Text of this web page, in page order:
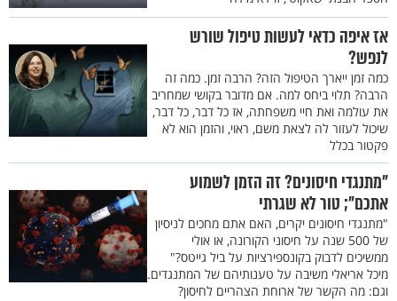
אז איפה כדאי לעשות טיפול שורש
לנפש?
כמה זמן ייארך הטיפול הזה? הרבה זמן. כמה זה
הרבה? תלוי ביחס למה. אם מדובר בקושי שמחריב
את עולמה ואת חיי משפחתה, אז כל דבר, כל דבר,
שיכול לעזור לה לצאת משם, ראוי, והזמן הוא לא
פקטור בכלל
"מתנגדי חיסונים? זה הזמן לשמוע
אתכם"; טור לא שגרתי
"מתנגדי חיסונים יקרים, האם אתם מחכים לניסיון
של 500 שנה על חיסוני הקורונה, או אולי
ממשיכים לדבוק בקונספירציות על ביל גייטס?"
מיכל אריאלי משיבה על טענותיהם של המתנגדים.
וגם: מה הקשר של ארוחת הצהריים לחיסון?